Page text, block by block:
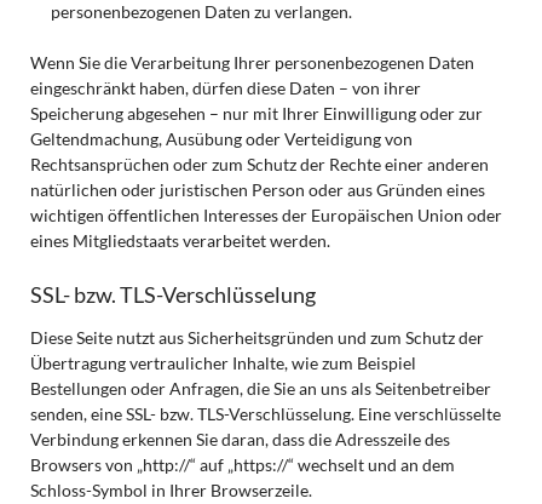
personenbezogenen Daten zu verlangen.
Wenn Sie die Verarbeitung Ihrer personenbezogenen Daten
eingeschränkt haben, dürfen diese Daten – von ihrer
Speicherung abgesehen – nur mit Ihrer Einwilligung oder zur
Geltendmachung, Ausübung oder Verteidigung von
Rechtsansprüchen oder zum Schutz der Rechte einer anderen
natürlichen oder juristischen Person oder aus Gründen eines
wichtigen öffentlichen Interesses der Europäischen Union oder
eines Mitgliedstaats verarbeitet werden.
SSL- bzw. TLS-Verschlüsselung
Diese Seite nutzt aus Sicherheitsgründen und zum Schutz der
Übertragung vertraulicher Inhalte, wie zum Beispiel
Bestellungen oder Anfragen, die Sie an uns als Seitenbetreiber
senden, eine SSL- bzw. TLS-Verschlüsselung. Eine verschlüsselte
Verbindung erkennen Sie daran, dass die Adresszeile des
Browsers von „http://“ auf „https://“ wechselt und an dem
Schloss-Symbol in Ihrer Browserzeile.